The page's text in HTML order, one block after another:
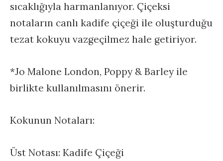
sıcaklığıyla harmanlanıyor. Çiçeksi
notaların canlı kadife çiçeği ile oluşturduğu
tezat kokuyu vazgeçilmez hale getiriyor.
*Jo Malone London, Poppy & Barley ile
birlikte kullanılmasını önerir.
Kokunun Notaları:
Üst Notası: Kadife Çiçeği